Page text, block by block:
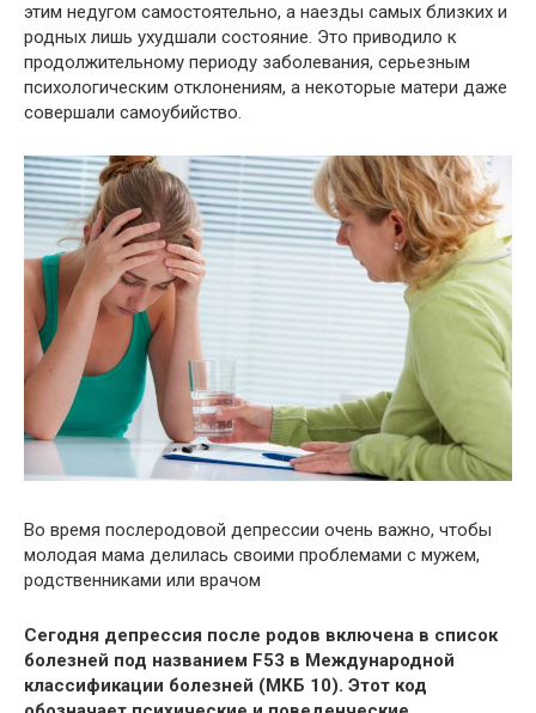
этим недугом самостоятельно, а наезды самых близких и
родных лишь ухудшали состояние. Это приводило к
продолжительному периоду заболевания, серьезным
психологическим отклонениям, а некоторые матери даже
совершали самоубийство.
Во время послеродовой депрессии очень важно, чтобы
молодая мама делилась своими проблемами с мужем,
родственниками или врачом
Сегодня депрессия после родов включена в список
болезней под названием F53 в Международной
классификации болезней (МКБ 10). Этот код